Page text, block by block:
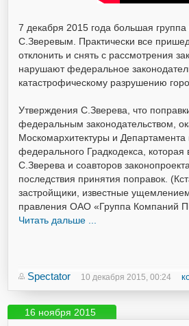
7 декабря 2015 года большая
С.Зверевым. Практически все
отклонить и снять с рассмотрения
нарушают федеральное
катастрофическому разрушению
Утверждения С.Зверева, что
федеральным законодательством,
Москомархитектуры и
федерального Градкодекса,
С.Зверева и соавторов
последствия принятия поправок.
застройщики, известные
правления ОАО «Группа Компаний
Читать дальше ...
Spectator 10 декабря 2015, 00:24
16 ноября 2015